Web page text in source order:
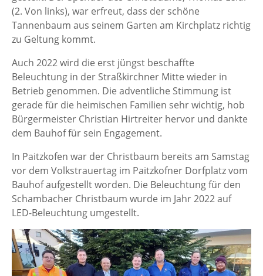
(2. Von links), war erfreut, dass der schöne
Tannenbaum aus seinem Garten am Kirchplatz richtig
zu Geltung kommt.
Auch 2022 wird die erst jüngst beschaffte
Beleuchtung in der Straßkirchner Mitte wieder in
Betrieb genommen. Die adventliche Stimmung ist
gerade für die heimischen Familien sehr wichtig, hob
Bürgermeister Christian Hirtreiter hervor und dankte
dem Bauhof für sein Engagement.
In Paitzkofen war der Christbaum bereits am Samstag
vor dem Volkstrauertag im Paitzkofner Dorfplatz vom
Bauhof aufgestellt worden. Die Beleuchtung für den
Schambacher Christbaum wurde im Jahr 2022 auf
LED-Beleuchtung umgestellt.